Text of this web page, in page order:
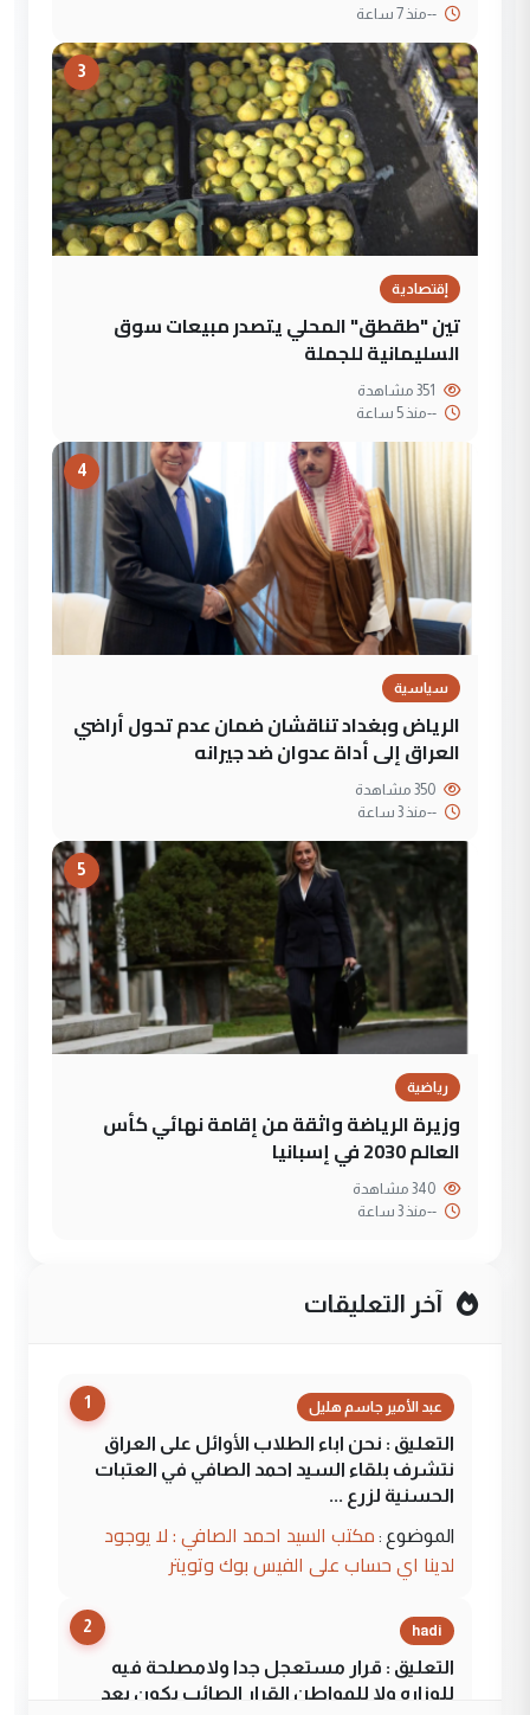
--منذ 7 ساعة
3
إقتصادية
تين "طقطق" المحلي يتصدر مبيعات سوق
السليمانية للجملة
--منذ 5 ساعة
4
سياسية
الرياض وبغداد تناقشان ضمان عدم تحول أراضي
العراق إلى أداة عدوان ضد جيرانه
--منذ 3 ساعة
5
رياضية
وزيرة الرياضة واثقة من إقامة نهائي كأس
العالم 2030 في إسبانيا
--منذ 3 ساعة
آخر التعليقات
1 عبد الأمير جاسم هليل
التعليق : نحن اباء الطلاب الأوائل على العراق
نتشرف بلقاء السيد احمد الصافي في العتبات
الحسنية لزرع ...
الموضوع : مكتب السيد احمد الصافي : لا يوجود
لدينا اي حساب على الفيس بوك وتويتر
2 hadi
التعليق : قرار مستعجل جدا ولامصلحة فيه
للوزاره ولا للمواطن القرار الصائب يكون بعد